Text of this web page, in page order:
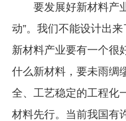
企业文化
《资源再生》杂志
数字报
要发展好新材料产业
动”。我们不能设计出
新材料产业要有一个很
什么新材料，要未雨绸
全、工艺稳定的工程化
材料先行。当前我国有